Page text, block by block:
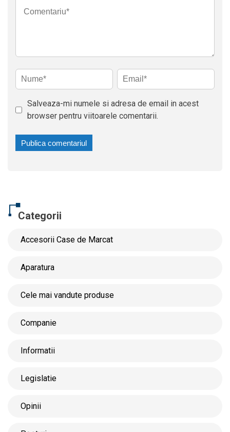
Salveaza-mi numele si adresa de email in acest
browser pentru viitoarele comentarii.
Categorii
Accesorii Case de Marcat
Aparatura
Cele mai vandute produse
Companie
Informatii
Legislatie
Opinii